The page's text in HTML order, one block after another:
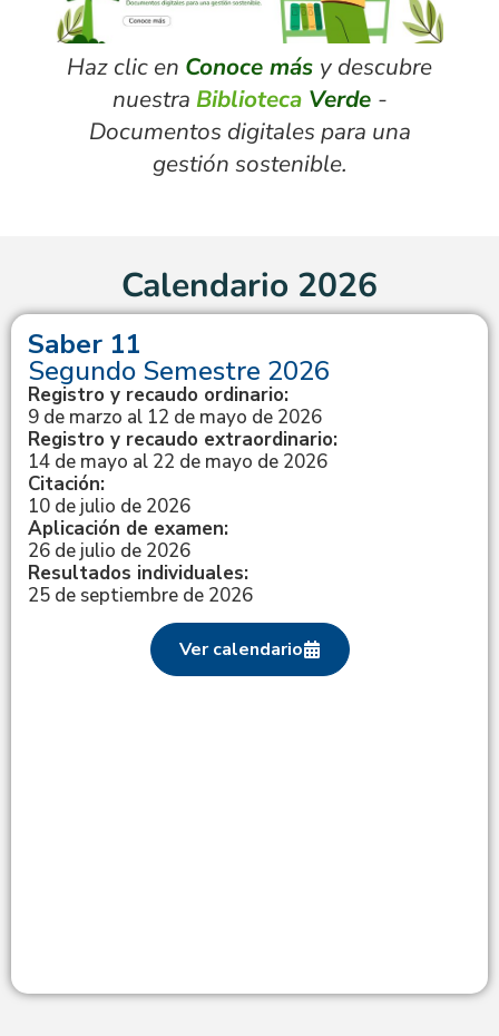
Haz clic en Conoce más y descubre
nuestra Biblioteca Verde -
Documentos digitales para una
gestión sostenible.
Calendario 2026
Saber 11
Segundo Semestre 2026
Registro y recaudo ordinario:
9 de marzo al 12 de mayo de 2026
Registro y recaudo extraordinario:
14 de mayo al 22 de mayo de 2026
Citación:
10 de julio de 2026
Aplicación de examen:
26 de julio de 2026
Resultados individuales:
25 de septiembre de 2026
Ver calendario